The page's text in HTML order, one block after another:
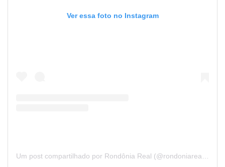
Ver essa foto no Instagram